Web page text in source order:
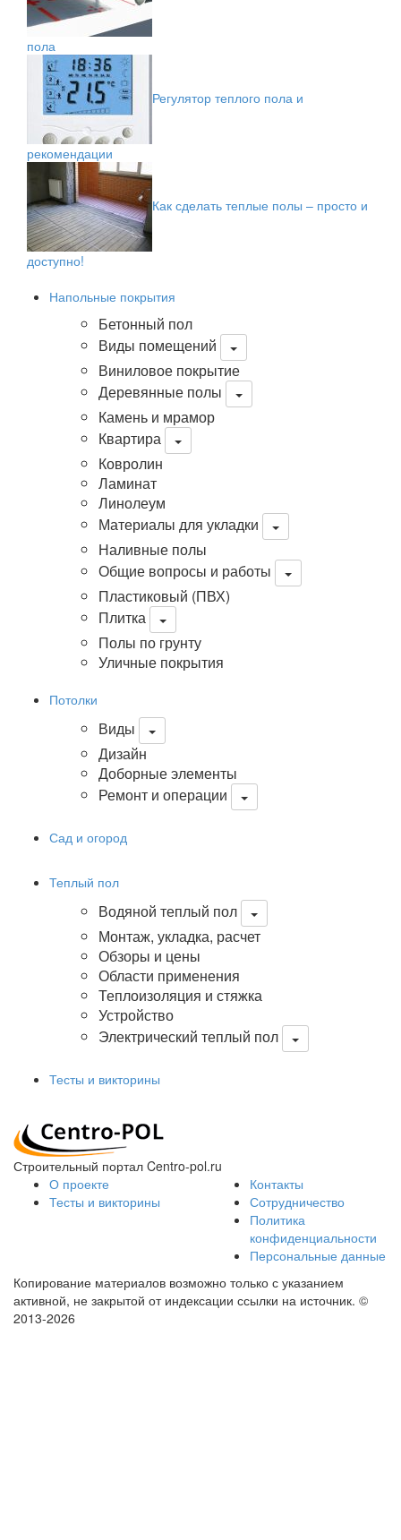
пола
Регулятор теплого пола и
рекомендации
Как сделать теплые полы – просто и
доступно!
Напольные покрытия
Бетонный пол
Виды помещений
Виниловое покрытие
Деревянные полы
Камень и мрамор
Квартира
Ковролин
Ламинат
Линолеум
Материалы для укладки
Наливные полы
Общие вопросы и работы
Пластиковый (ПВХ)
Плитка
Полы по грунту
Уличные покрытия
Потолки
Виды
Дизайн
Доборные элементы
Ремонт и операции
Сад и огород
Теплый пол
Водяной теплый пол
Монтаж, укладка, расчет
Обзоры и цены
Области применения
Теплоизоляция и стяжка
Устройство
Электрический теплый пол
Тесты и викторины
Строительный портал Centro-pol.ru
О проекте
Тесты и викторины
Контакты
Сотрудничество
Политика
конфиденциальности
Персональные данные
Копирование материалов возможно только с указанием
активной, не закрытой от индексации ссылки на источник. ©
2013-2026